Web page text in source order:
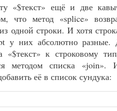
«$текст» ещё и две
что метод «splice»
одной строки. И хотя
у них абсолютно разные.
«$текст» к строковому
методом списка «join».
её в список сундука: